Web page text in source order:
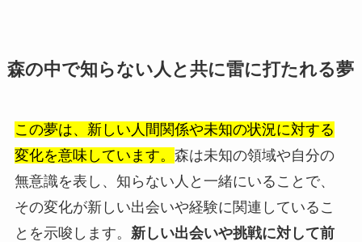
森の中で知らない人と共に雷に打たれる夢
この夢は、新しい人間関係や未知の状況に対する
変化を意味しています。 森は未知の領域や自分の
無意識を表し、知らない人と一緒にいることで、
その変化が新しい出会いや経験に関連しているこ
とを示唆します。 新しい出会いや挑戦に対して前